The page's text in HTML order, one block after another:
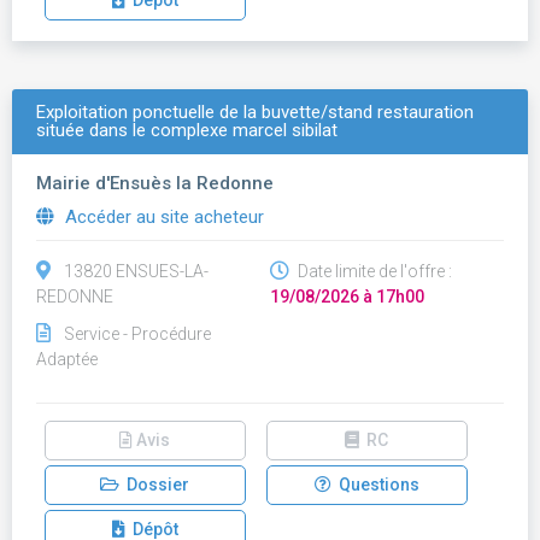
Exploitation ponctuelle de la buvette/stand restauration
située dans le complexe marcel sibilat
Mairie d'Ensuès la Redonne
Accéder au site acheteur
13820 ENSUES-LA-
REDONNE
Service - Procédure
Adaptée
Date limite de l'offre :
19/08/2026 à 17h00
Avis RC
Dossier Questions
Dépôt